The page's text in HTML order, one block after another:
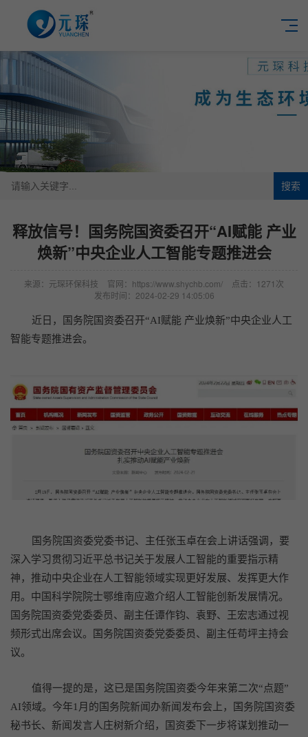
搜索
释放信号！国务院国资委召开“AI赋能 产业
焕新”中央企业人工智能专题推进会
来源：元琛环保科技 官网：https://www.shychb.com/
点击：1271次
发布时间：2024-02-29 14:05:06
近日，国务院国资委召开“AI赋能 产业焕新”中央企业人工
智能专题推进会。
国务院国资委党委书记、主任张玉卓在会上讲话强调，要
深入学习贯彻习近平总书记关于发展人工智能的重要指示精
神，推动中央企业在人工智能领域实现更好发展、发挥更大作
用。中国科学院院士鄂维南应邀介绍人工智能创新发展情况。
国务院国资委党委委员、副主任谭作钧、袁野、王宏志通过视
频形式出席会议。国务院国资委党委委员、副主任苟坪主持会
议。
值得一提的是，这已是国务院国资委今年来第二次“点题”
AI领域。今年1月的国务院新闻办新闻发布会上，国务院国资委
秘书长、新闻发言人庄树新介绍，国资委下一步将谋划推动一